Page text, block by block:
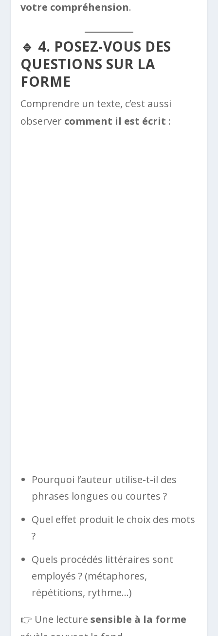
votre compréhension.
🔹 4. POSEZ-VOUS DES
QUESTIONS SUR LA
FORME
Comprendre un texte, c’est aussi
observer comment il est écrit :
Pourquoi l’auteur utilise-t-il des
phrases longues ou courtes ?
Quel effet produit le choix des mots
?
Quels procédés littéraires sont
employés ? (métaphores,
répétitions, rythme…)
👉 Une lecturesensible à la forme